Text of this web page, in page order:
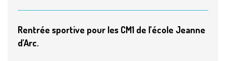
Rentrée sportive pour les CM1 de l’école Jeanne
d’Arc.